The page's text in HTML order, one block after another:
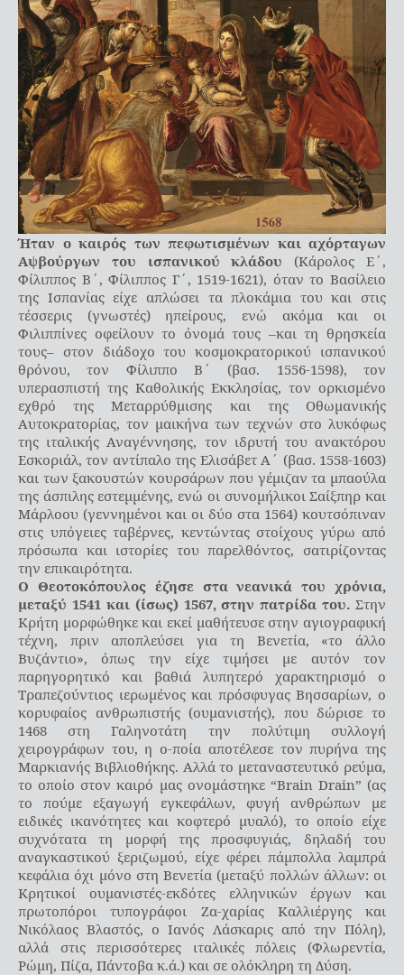
Ήταν ο καιρός των πεφωτισμένων και αχόρταγων
Αψβούργων του ισπανικού κλάδου (Κάρολος Ε΄,
Φίλιππος Β΄, Φίλιππος Γ΄, 1519-1621), όταν το Βασίλειο
της Ισπανίας είχε απλώσει τα πλοκάμια του και στις
τέσσερις (γνωστές) ηπείρους, ενώ ακόμα και οι
Φιλιππίνες οφείλουν το όνομά τους –και τη θρησκεία
τους– στον διάδοχο του κοσμοκρατορικού ισπανικού
θρόνου, τον Φίλιππο Β΄ (βασ. 1556-1598), τον
υπερασπιστή της Καθολικής Εκκλησίας, τον ορκισμένο
εχθρό της Μεταρρύθμισης και της Οθωμανικής
Αυτοκρατορίας, τον μαικήνα των τεχνών στο λυκόφως
της ιταλικής Αναγέννησης, τον ιδρυτή του ανακτόρου
Εσκοριάλ, τον αντίπαλο της Ελισάβετ Α΄ (βασ. 1558-1603)
και των ξακουστών κουρσάρων που γέμιζαν τα μπαούλα
της άσπιλης εστεμμένης, ενώ οι συνομήλικοι Σαίξπηρ και
Μάρλοου (γεννημένοι και οι δύο στα 1564) κουτσόπιναν
στις υπόγειες ταβέρνες, κεντώντας στοίχους γύρω από
πρόσωπα και ιστορίες του παρελθόντος, σατιρίζοντας
την επικαιρότητα.
Ο Θεοτοκόπουλος έζησε στα νεανικά του χρόνια,
μεταξύ 1541 και (ίσως) 1567, στην πατρίδα του. Στην
Κρήτη μορφώθηκε και εκεί μαθήτευσε στην αγιογραφική
τέχνη, πριν αποπλεύσει για τη Βενετία, «το άλλο
Βυζάντιο», όπως την είχε τιμήσει με αυτόν τον
παρηγορητικό και βαθιά λυπητερό χαρακτηρισμό ο
Τραπεζούντιος ιερωμένος και πρόσφυγας Βησσαρίων, ο
κορυφαίος ανθρωπιστής (ουμανιστής), που δώρισε το
1468 στη Γαληνοτάτη την πολύτιμη συλλογή
χειρογράφων του, η ο-ποία αποτέλεσε τον πυρήνα της
Μαρκιανής Βιβλιοθήκης. Αλλά το μεταναστευτικό ρεύμα,
το οποίο στον καιρό μας ονομάστηκε “Brain Drain” (ας
το πούμε εξαγωγή εγκεφάλων, φυγή ανθρώπων με
ειδικές ικανότητες και κοφτερό μυαλό), το οποίο είχε
συχνότατα τη μορφή της προσφυγιάς, δηλαδή του
αναγκαστικού ξεριζωμού, είχε φέρει πάμπολλα λαμπρά
κεφάλια όχι μόνο στη Βενετία (μεταξύ πολλών άλλων: οι
Κρητικοί ουμανιστές-εκδότες ελληνικών έργων και
πρωτοπόροι τυπογράφοι Ζα-χαρίας Καλλιέργης και
Νικόλαος Βλαστός, ο Ιανός Λάσκαρις από την Πόλη),
αλλά στις περισσότερες ιταλικές πόλεις (Φλωρεντία,
Ρώμη, Πίζα, Πάντοβα κ.ά.) και σε ολόκληρη τη Δύση.